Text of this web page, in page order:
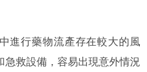
進行藥物流產存在較大的風
急救設備，容易出現意外情況